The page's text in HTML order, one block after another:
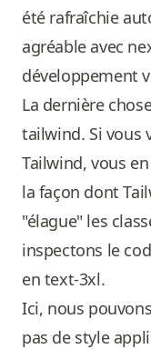
été rafraîchie
agréable avec
développement
La dernière
tailwind. Si vous
Tailwind, vous
la façon dont
"élague" les
inspectons le
en text-3xl.
Ici, nous
pas de style